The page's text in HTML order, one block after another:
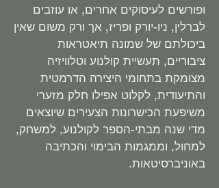
ופורשים לעיסוקים אחרים, או עוזבים
לברלין, ניו-יורק ופריז, אך ורק משום שאין
ביכולתם של שמונה תיאטראות
ציבוריים, תעשיית קולנוע וטלוויזיה
מצומקת בתחומי היצירה הדרמטית
והתיעודית, לקלוט אפילו חלק מזערי
משיפעת הכישרונות הצעירים שיוצאים
מדי שנה מבתי-הספר לקולנוע, למשחק,
למחול, וממגמות הבימוי והכתיבה
באוניברסיטאות.